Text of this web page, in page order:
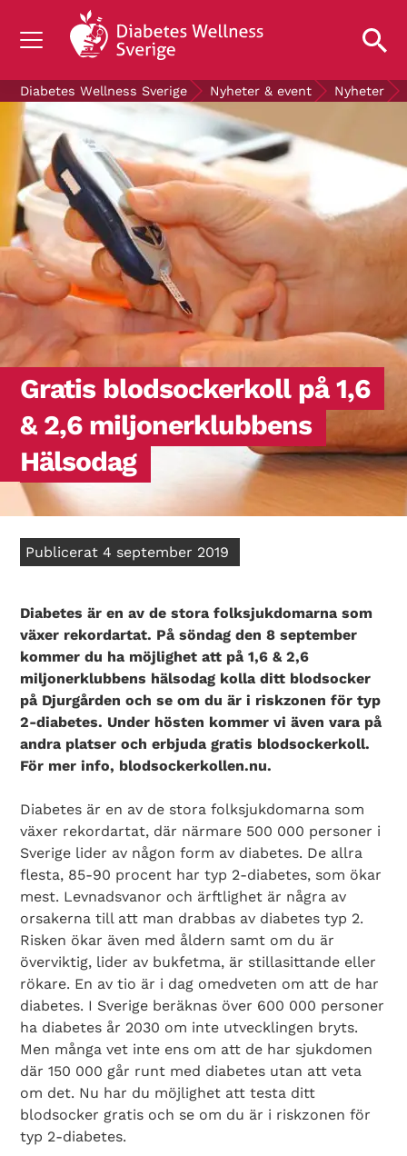
OM DIABETES
STÖD OSS
FORSKNING
NYHETER & EVENT
OM OSS
GRATIS DIABETESPRODUKTER
Blodsockerkollen
Diabetes Wellness Sverige Nyheter & event Nyheter
Gratis blodsockerkoll på 1,6
& 2,6 miljonerklubbens
Hälsodag
Publicerat 4 september 2019
Diabetes är en av de stora folksjukdomarna som
växer rekordartat. På söndag den 8 september
kommer du ha möjlighet att på 1,6 & 2,6
miljonerklubbens hälsodag kolla ditt blodsocker
på Djurgården och se om du är i riskzonen för typ
2-diabetes. Under hösten kommer vi även vara på
andra platser och erbjuda gratis blodsockerkoll.
För mer info, blodsockerkollen.nu.
Diabetes är en av de stora folksjukdomarna som
växer rekordartat, där närmare 500 000 personer i
Sverige lider av någon form av diabetes. De allra
flesta, 85-90 procent har typ 2-diabetes, som ökar
mest. Levnadsvanor och ärftlighet är några av
orsakerna till att man drabbas av diabetes typ 2.
Risken ökar även med åldern samt om du är
överviktig, lider av bukfetma, är stillasittande eller
rökare. En av tio är i dag omedveten om att de har
diabetes. I Sverige beräknas över 600 000 personer
ha diabetes år 2030 om inte utvecklingen bryts.
Men många vet inte ens om att de har sjukdomen
där 150 000 går runt med diabetes utan att veta
om det. Nu har du möjlighet att testa ditt
blodsocker gratis och se om du är i riskzonen för
typ 2-diabetes.